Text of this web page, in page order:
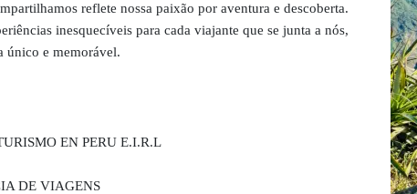
reflete nossa paixão por aventura e descoberta.
inesquecíveis para cada viajante que se junta a nós,
único e memorável.
EN PERU E.I.R.L
DE VIAGENS